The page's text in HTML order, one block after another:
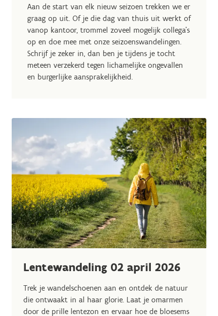
Aan de start van elk nieuw seizoen trekken we er
graag op uit. Of je die dag van thuis uit werkt of
vanop kantoor, trommel zoveel mogelijk collega's
op en doe mee met onze seizoenswandelingen.
Schrijf je zeker in, dan ben je tijdens je tocht
meteen verzekerd tegen lichamelijke ongevallen
en burgerlijke aansprakelijkheid.
Lentewandeling 02 april 2026
Trek je wandelschoenen aan en ontdek de natuur
die ontwaakt in al haar glorie. Laat je omarmen
door de prille lentezon en ervaar hoe de bloesems